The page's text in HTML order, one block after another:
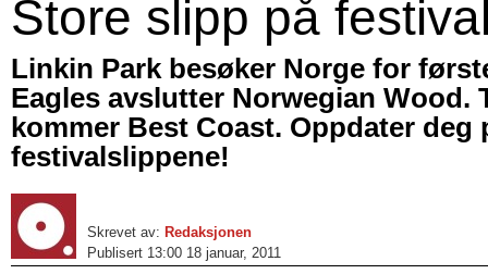
Store slipp på
Linkin Park besøker Norge for
Eagles avslutter Norwegian Wood.
kommer Best Coast. Oppdater deg
festivalslippene!
Skrevet av: Redaksjonen
Publisert 13:00 18 januar, 2011